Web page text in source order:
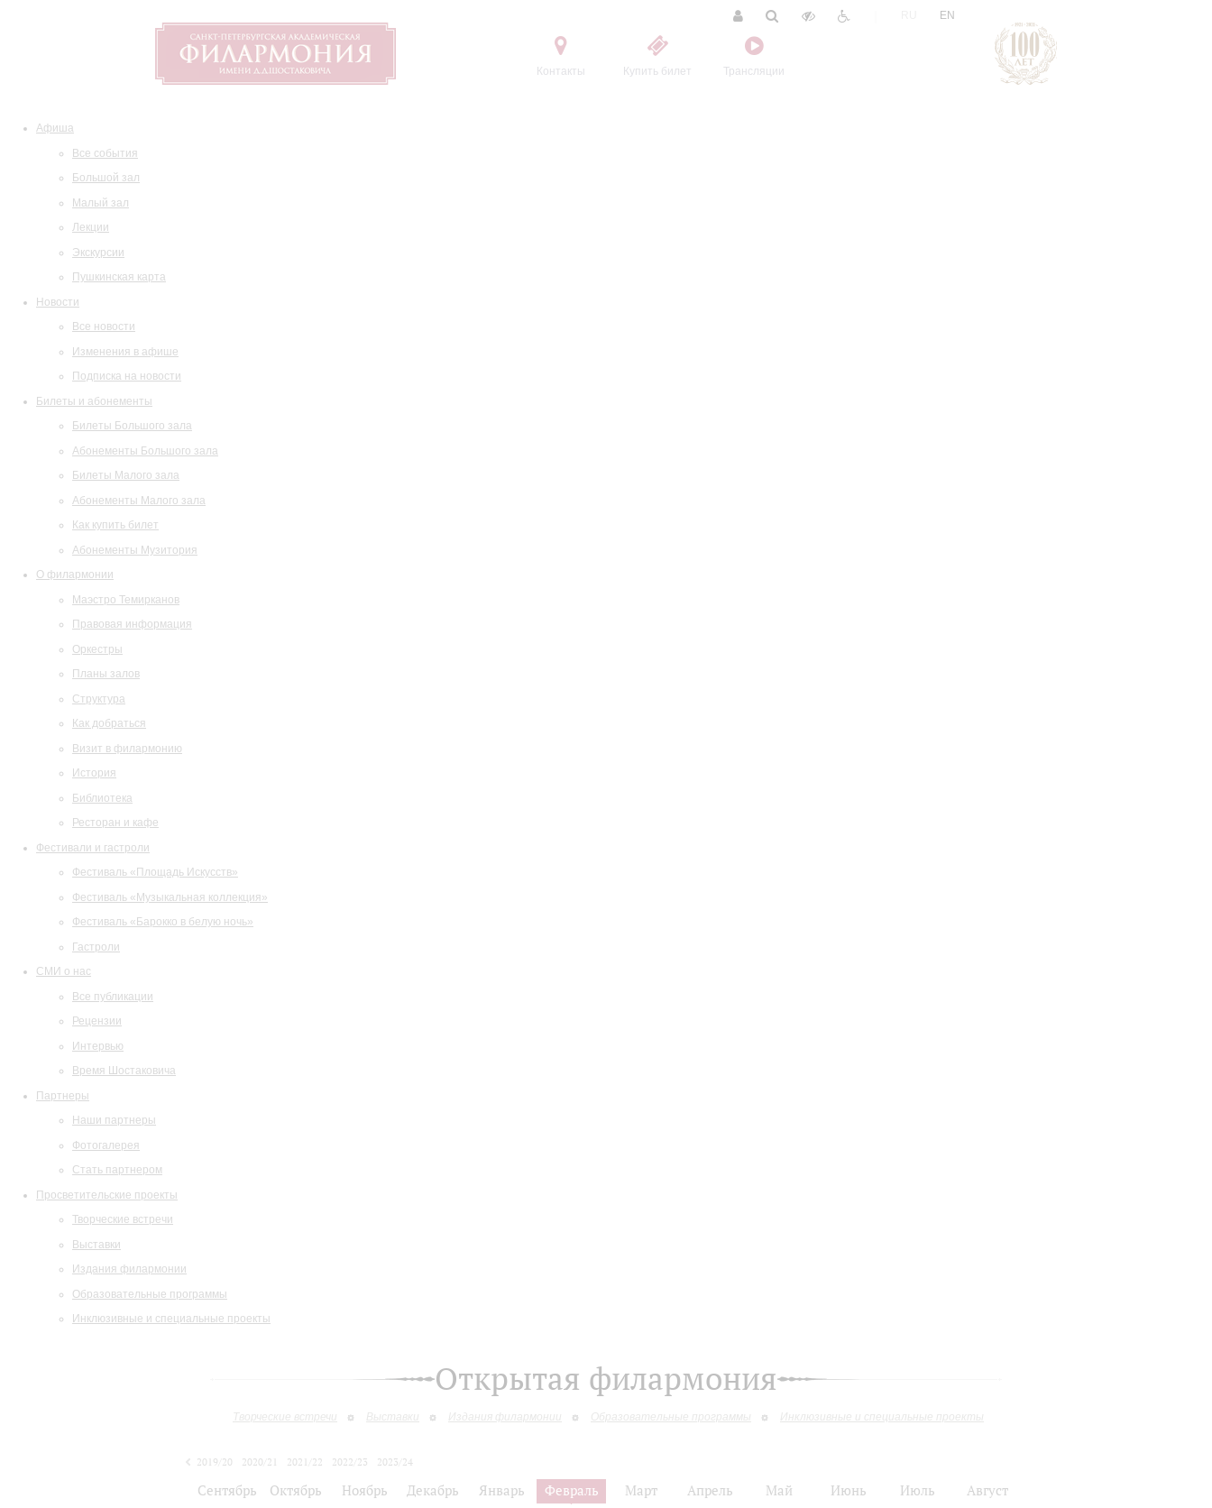
Контакты Купить билет Трансляции
EN
Афиша
Все события
Большой зал
Малый зал
Лекции
Экскурсии
Пушкинская карта
Новости
Все новости
Изменения в афише
Подписка на новости
Билеты и абонементы
Билеты Большого зала
Абонементы Большого зала
Билеты Малого зала
Абонементы Малого зала
Как купить билет
Абонементы Музитория
О филармонии
Маэстро Темирканов
Правовая информация
Оркестры
Планы залов
Структура
Как добраться
Визит в филармонию
История
Библиотека
Ресторан и кафе
Фестивали и гастроли
Фестиваль «Площадь Искусств»
Фестиваль «Музыкальная коллекция»
Фестиваль «Барокко в белую ночь»
Гастроли
СМИ о нас
Все публикации
Рецензии
Интервью
Время Шостаковича
Партнеры
Наши партнеры
Фотогалерея
Стать партнером
Просветительские проекты
Творческие встречи
Выставки
Издания филармонии
Образовательные программы
Инклюзивные и специальные проекты
Открытая филармония
Творческие встречи Выставки Издания филармонии Образовательные программы Инклюзивные и специальные проекты
2019/20 2020/21 2021/22 2022/23
2023/24
Сентябрь Октябрь Ноябрь Декабрь Январь Февраль Март Апрель Май Июнь Июль Август